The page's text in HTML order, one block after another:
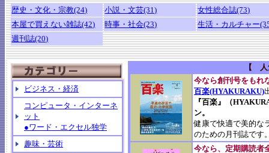
歴史・文化・宗教(24) 小説・文芸(31)
女性総合誌(73)
本屋で買えない雑誌(42)
時事・社会(23)
生活・カルチャー
週刊誌(20)
ビジネス・経済
コンピュータ・インターネ
ット
●ワード・エクセル独学
趣味・芸術
【
今なら創刊号をもれ
百楽(HYAKURAKU)
『百楽』（
ン。
健康で快適で美的な
のための月刊誌です
今なら、定期購読者